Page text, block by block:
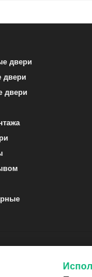
двери
двери
двери
межкомнатных и